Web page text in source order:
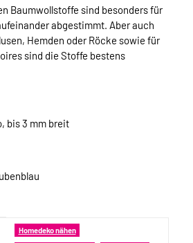
Baumwollstoffe sind besonders für
abgestimmt. Aber auch
Hemden oder Röcke sowie für
sind die Stoffe bestens
bis 3 mm breit
Homedeko nähen